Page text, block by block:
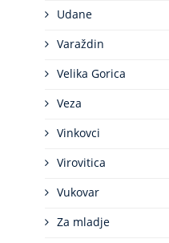
Udane
Varaždin
Velika Gorica
Veza
Vinkovci
Virovitica
Vukovar
Za mladje